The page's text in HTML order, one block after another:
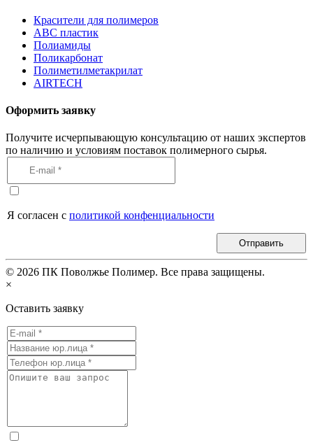
Красители для полимеров
АВС пластик
Полиамиды
Поликарбонат
Полиметилметакрилат
AIRTECH
Оформить заявку
Получите исчерпывающую консультацию от наших экспертов
по наличию и условиям поставок полимерного сырья.
Я согласен с политикой конфенциальности
Отправить
© 2026 ПК Поволжье Полимер. Все права защищены.
×
Оставить заявку